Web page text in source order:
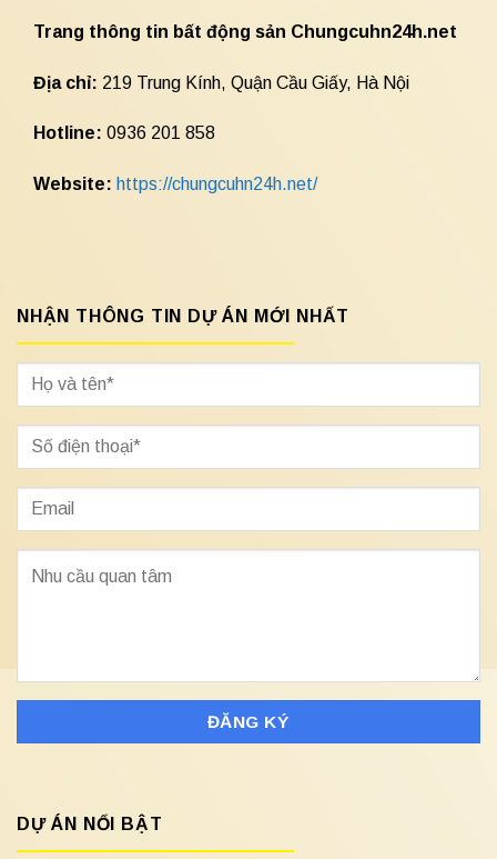
Trang thông tin bất động sản Chungcuhn24h.net
Địa chỉ: 219 Trung Kính, Quận Cầu Giấy, Hà Nội
Hotline: 0936 201 858
Website: https://chungcuhn24h.net/
NHẬN THÔNG TIN DỰ ÁN MỚI NHẤT
DỰ ÁN NỔI BẬT